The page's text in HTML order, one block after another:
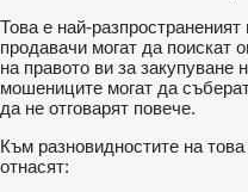
Това е най-
продавачи могат да поискат
на правото ви за закупуване
мошениците могат да
да не отговарят повече.
Към разновидностите на
отнасят: